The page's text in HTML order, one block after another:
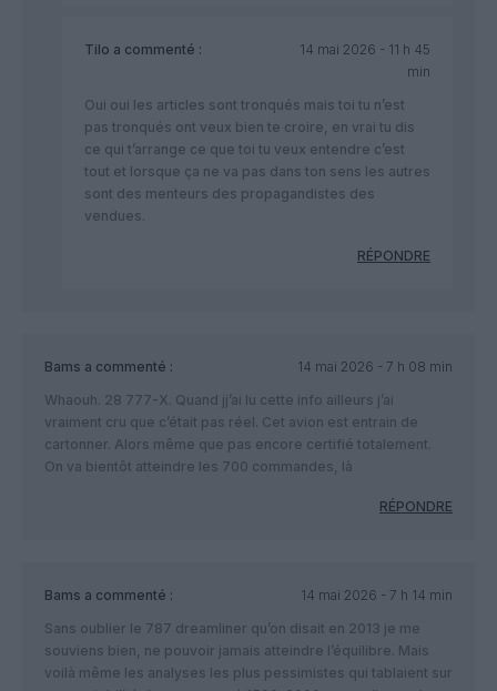
Tilo a commenté :
14 mai 2026 - 11 h 45
min
Oui oui les articles sont tronqués mais toi tu n’est
pas tronqués ont veux bien te croire, en vrai tu dis
ce qui t’arrange ce que toi tu veux entendre c’est
tout et lorsque ça ne va pas dans ton sens les autres
sont des menteurs des propagandistes des
vendues.
RÉPONDRE
Bams a commenté :
14 mai 2026 - 7 h 08 min
Whaouh. 28 777-X. Quand jj’ai lu cette info ailleurs j’ai
vraiment cru que c’était pas réel. Cet avion est entrain de
cartonner. Alors même que pas encore certifié totalement.
On va bientôt atteindre les 700 commandes, là
RÉPONDRE
Bams a commenté :
14 mai 2026 - 7 h 14 min
Sans oublier le 787 dreamliner qu’on disait en 2013 je me
souviens bien, ne pouvoir jamais atteindre l’équilibre. Mais
voilà même les analyses les plus pessimistes qui tablaient sur